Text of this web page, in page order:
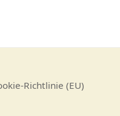
Richtlinie (EU)